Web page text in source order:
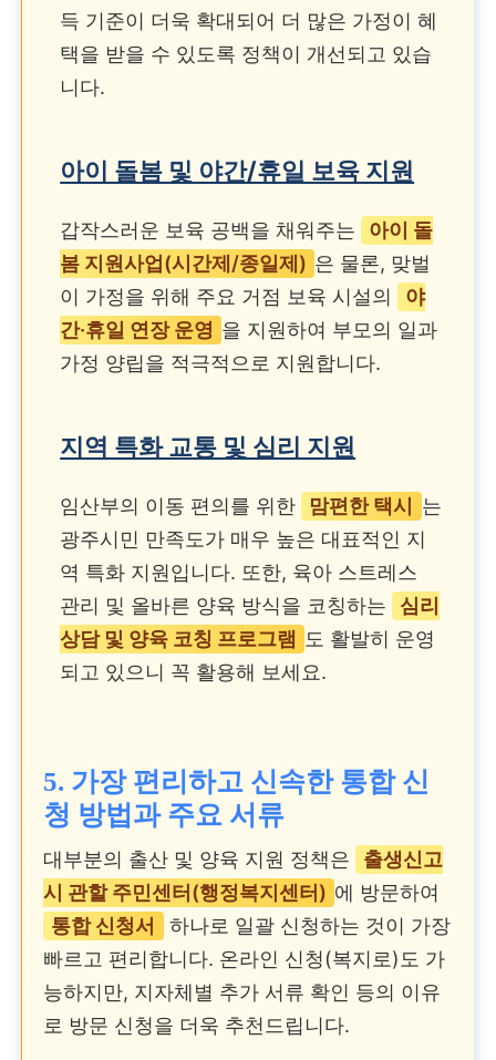
득 기준이 더욱 확대되어 더 많은 가정이 혜
택을 받을 수 있도록 정책이 개선되고 있습
니다.
아이 돌봄 및 야간/휴일 보육 지원
갑작스러운 보육 공백을 채워주는
아이 돌
봄 지원사업(시간제/종일제) 은 물론, 맞벌
이 가정을 위해 주요 거점 보육 시설의
야
간·휴일 연장 운영 을 지원하여 부모의 일과
가정 양립을 적극적으로 지원합니다.
지역 특화 교통 및 심리 지원
임산부의 이동 편의를 위한 맘편한 택시 는
광주시민 만족도가 매우 높은 대표적인 지
역 특화 지원입니다. 또한, 육아 스트레스
관리 및 올바른 양육 방식을 코칭하는
심리
상담 및 양육 코칭 프로그램 도 활발히 운영
되고 있으니 꼭 활용해 보세요.
5. 가장 편리하고 신속한 통합 신
청 방법과 주요 서류
대부분의 출산 및 양육 지원 정책은
출생신고
시 관할 주민센터(행정복지센터) 에 방문하여
통합 신청서
하나로 일괄 신청하는 것이 가장
빠르고 편리합니다. 온라인 신청(복지로)도 가
능하지만, 지자체별 추가 서류 확인 등의 이유
로 방문 신청을 더욱 추천드립니다.